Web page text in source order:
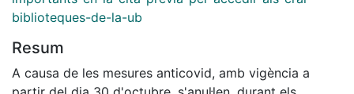
biblioteques-de-la-ub
Resum
A causa de les mesures anticovid, amb vigència a